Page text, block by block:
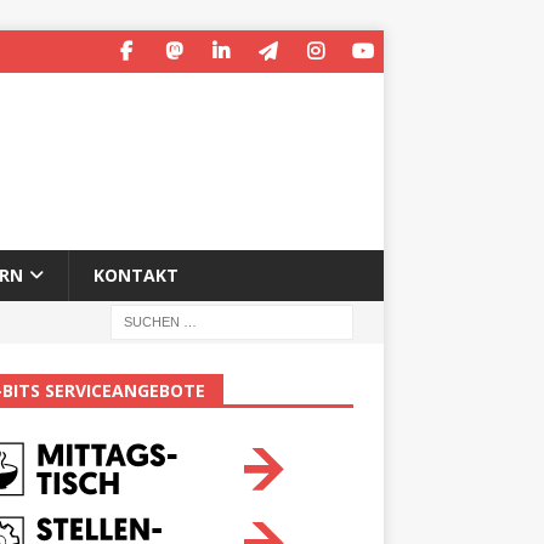
KONTAKT
SERVICEANGEBOTE